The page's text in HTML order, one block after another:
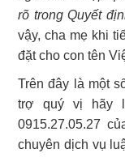
rõ trong Quyết
vậy, cha mẹ khi
đặt cho con tên
Trên đây là một
trợ quý vị hãy
0915.27.05.27
chuyên dịch vụ